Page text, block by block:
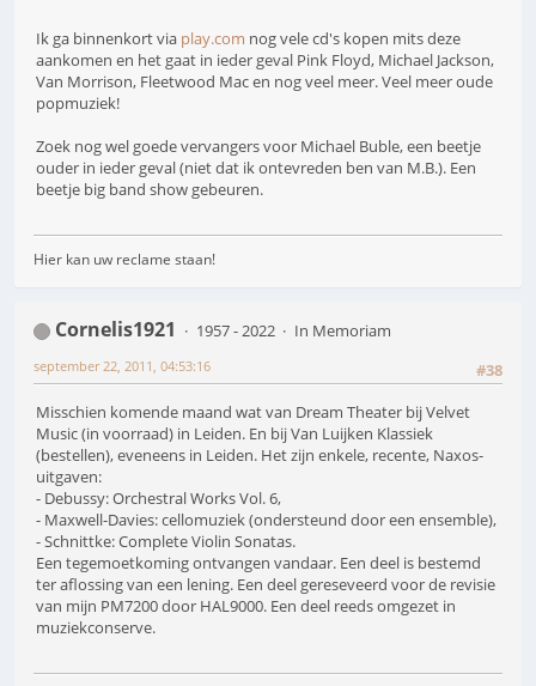
Ik ga binnenkort via play.com nog vele cd's kopen mits deze
aankomen en het gaat in ieder geval Pink Floyd, Michael Jackson,
Van Morrison, Fleetwood Mac en nog veel meer. Veel meer oude
popmuziek!
Zoek nog wel goede vervangers voor Michael Buble, een beetje
ouder in ieder geval (niet dat ik ontevreden ben van M.B.). Een
beetje big band show gebeuren.
Hier kan uw reclame staan!
Cornelis1921 1957 - 2022
In Memoriam
#38
september 22, 2011, 04:53:16
Misschien komende maand wat van Dream Theater bij Velvet
Music (in voorraad) in Leiden. En bij Van Luijken Klassiek
(bestellen), eveneens in Leiden. Het zijn enkele, recente, Naxos-
uitgaven:
- Debussy: Orchestral Works Vol. 6,
- Maxwell-Davies: cellomuziek (ondersteund door een ensemble),
- Schnittke: Complete Violin Sonatas.
Een tegemoetkoming ontvangen vandaar. Een deel is bestemd
ter aflossing van een lening. Een deel gereseveerd voor de revisie
van mijn PM7200 door HAL9000. Een deel reeds omgezet in
muziekconserve.